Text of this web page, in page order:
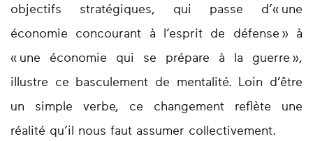
objectifs stratégiques, qui passe d’« une
économie concourant à l’esprit de défense » à
« une économie qui se prépare à la guerre »,
illustre ce basculement de mentalité. Loin d’être
un simple verbe, ce changement reflète une
réalité qu’il nous faut assumer collectivement.